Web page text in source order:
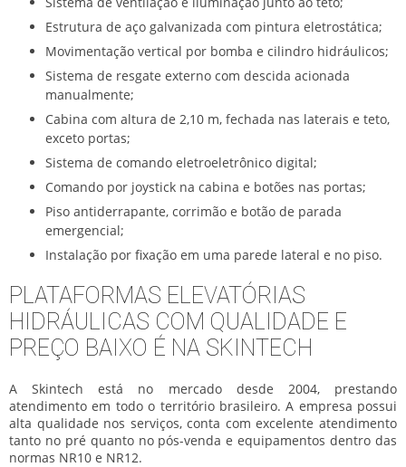
Estrutura de aço galvanizada com pintura eletrostática;
Movimentação vertical por bomba e cilindro hidráulicos;
Sistema de resgate externo com descida acionada
manualmente;
Cabina com altura de 2,10 m, fechada nas laterais e teto,
exceto portas;
Sistema de comando eletroeletrônico digital;
Comando por joystick na cabina e botões nas portas;
Piso antiderrapante, corrimão e botão de parada
emergencial;
Instalação por fixação em uma parede lateral e no piso.
PLATAFORMAS ELEVATÓRIAS
HIDRÁULICAS COM QUALIDADE E
PREÇO BAIXO É NA SKINTECH
A Skintech está no mercado desde 2004, prestando
atendimento em todo o território brasileiro. A empresa possui
alta qualidade nos serviços, conta com excelente atendimento
tanto no pré quanto no pós-venda e equipamentos dentro das
normas NR10 e NR12.